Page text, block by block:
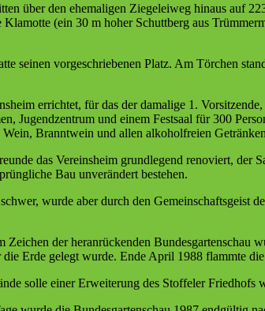
über den ehemaligen Ziegeleiweg hinaus auf
(ein 30 m hoher Schuttberg aus
seinen vorgeschriebenen Platz. Am Törchen
errichtet, für das der damalige 1.
Jugendzentrum und einem Festsaal für 300
Branntwein und allen alkoholfreien
das Vereinsheim grundlegend renoviert, der
Bau unverändert bestehen.
wurde aber durch den
der heranrückenden Bundesgartenschau
Erde gelegt wurde. Ende April 1988 flammte
solle einer Erweiterung des Stoffeler Friedhofs